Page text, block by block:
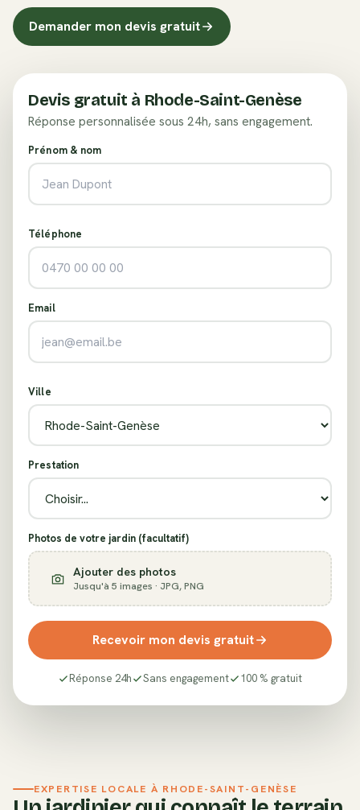
Demander mon devis gratuit
Devis gratuit à Rhode-Saint-Genèse
Réponse personnalisée sous 24h, sans engagement.
Prénom & nom
Téléphone
Email
Ville
Prestation
Photos de votre jardin (facultatif)
Ajouter des photos
Jusqu'à 5 images · JPG, PNG
Recevoir mon devis gratuit
Réponse 24h Sans engagement 100 % gratuit
EXPERTISE LOCALE À RHODE-SAINT-GENÈSE